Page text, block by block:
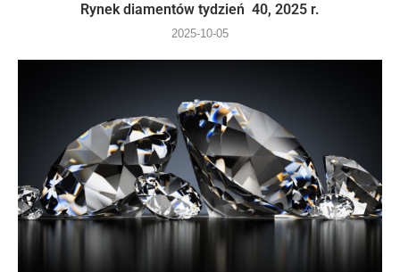
Rynek diamentów tydzień 40, 2025 r.
2025-10-05